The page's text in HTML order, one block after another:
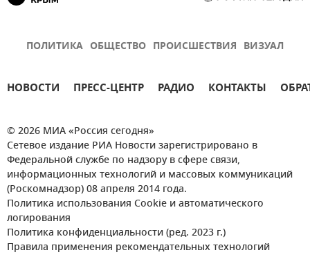
ПОЛИТИКА ОБЩЕСТВО ПРОИСШЕСТВИЯ ВИЗУАЛ
НОВОСТИ ПРЕСС-ЦЕНТР РАДИО КОНТАКТЫ
© 2026 МИА «Россия сегодня»
Сетевое издание РИА Новости зарегистрировано в
Федеральной службе по надзору в сфере связи,
информационных технологий и массовых коммуникаций
(Роскомнадзор) 08 апреля 2014 года.
Политика использования Cookie и автоматического
логирования
Политика конфиденциальности (ред. 2023 г.)
Правила применения рекомендательных технологий